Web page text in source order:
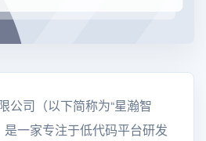
公司（以下简称为“星瀚智
是一家专注于低代码平台研发